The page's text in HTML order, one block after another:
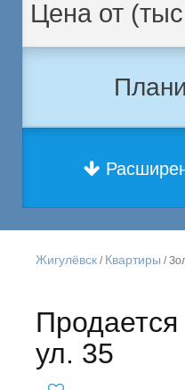
Жигулёвск / Квартиры /
ул. 35